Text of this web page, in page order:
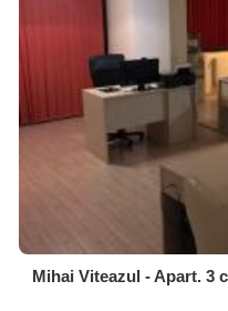
Mihai Viteazul - Apart. 3